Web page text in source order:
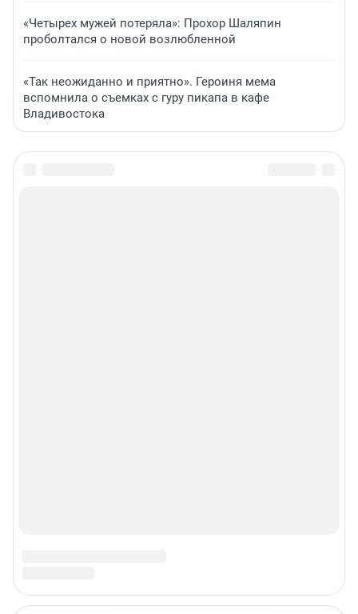
«Четырех мужей потеряла»: Прохор Шаляпин
проболтался о новой возлюбленной
«Так неожиданно и приятно». Героиня мема
вспомнила о съемках с гуру пикапа в кафе
Владивостока